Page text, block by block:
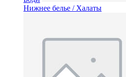
Нижнее белье / Халаты